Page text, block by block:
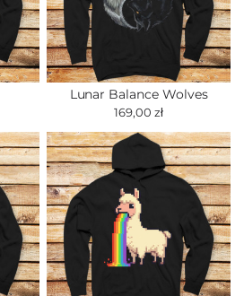
Lunar Balance Wolves
169,00 zł